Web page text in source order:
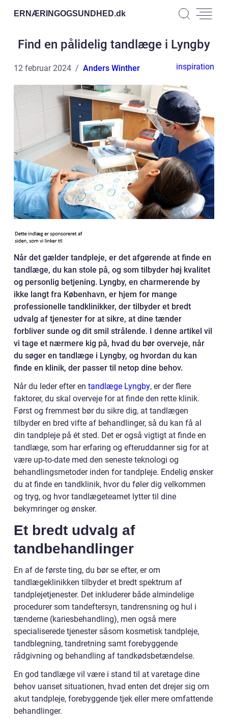
ERNÆRINGOGSUNDHED.dk
Find en pålidelig tandlæge i Lyngby
12 februar 2024 Anders Winther inspiration
Når det gælder tandpleje, er det afgørende at finde en
tandlæge, du kan stole på, og som tilbyder høj kvalitet
og personlig betjening. Lyngby, en charmerende by
ikke langt fra København, er hjem for mange
professionelle tandklinikker, der tilbyder et bredt
udvalg af tjenester for at sikre, at dine tænder
forbliver sunde og dit smil strålende. I denne artikel vil
vi tage et nærmere kig på, hvad du bør overveje, når
du søger en tandlæge i Lyngby, og hvordan du kan
finde en klinik, der passer til netop dine behov.
Når du leder efter en tandlæge Lyngby, er der flere
faktorer, du skal overveje for at finde den rette klinik.
Først og fremmest bør du sikre dig, at tandlægen
tilbyder en bred vifte af behandlinger, så du kan få al
din tandpleje på ét sted. Det er også vigtigt at finde en
tandlæge, som har erfaring og efteruddanner sig for at
være up-to-date med den seneste teknologi og
behandlingsmetoder inden for tandpleje. Endelig ønsker
du at finde en tandklinik, hvor du føler dig velkommen
og tryg, og hvor tandlægeteamet lytter til dine
bekymringer og ønsker.
Et bredt udvalg af
tandbehandlinger
En af de første ting, du bør se efter, er om
tandlægeklinikken tilbyder et bredt spektrum af
tandplejetjenester. Det inkluderer både almindelige
procedurer som tandeftersyn, tandrensning og hul i
tænderne (kariesbehandling), men også mere
specialiserede tjenester såsom kosmetisk tandpleje,
tandblegning, tandretning samt forebyggende
rådgivning og behandling af tandkødsbetændelse.
En god tandlæge vil være i stand til at varetage dine
behov uanset situationen, hvad enten det drejer sig om
akut tandpleje, forebyggende tjek eller mere omfattende
behandlinger.